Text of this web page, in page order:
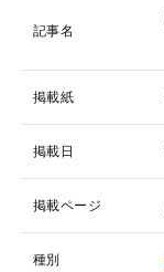
記事名
掲載紙
掲載日
掲載ページ
種別